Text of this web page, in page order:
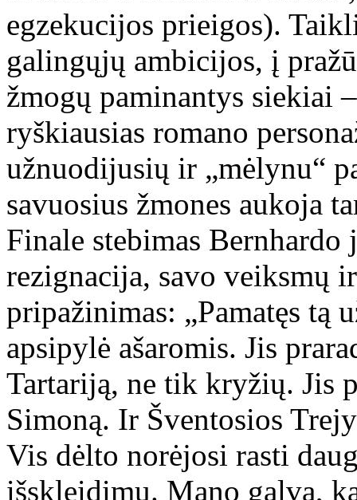
egzekucijos prieigos).
galingųjų ambicijos, į
žmogų paminantys siekiai
ryškiausias romano
užnuodijusių ir „mėlynu“
savuosius žmones aukoja
Finale stebimas
rezignacija, savo veiksmų
pripažinimas: „Pamatęs tą
apsipylė ašaromis. Jis
Tartariją, ne tik kryžių. Jis
Simoną. Ir Šventosios
Vis dėlto norėjosi rasti
išskleidimų. Mano galva,